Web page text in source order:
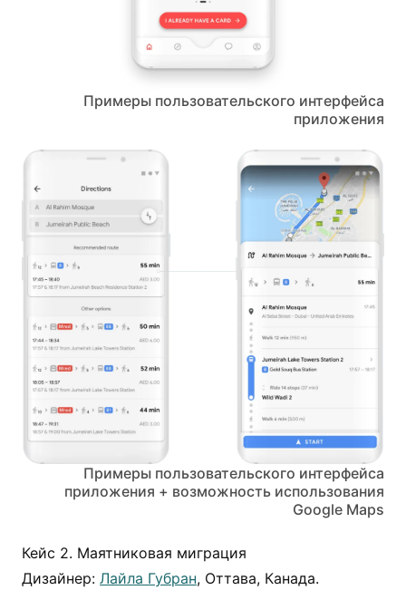
Примеры пользовательского интерфейса
приложения
Примеры пользовательского интерфейса
приложения + возможность использования
Google Maps
Кейс 2. Маятниковая миграция
Дизайнер: Лайла Губран, Оттава, Канада.